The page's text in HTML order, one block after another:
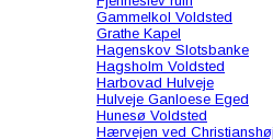
Gammelkol Voldsted
Grathe Kapel
Hagenskov Slotsbanke
Hagsholm Voldsted
Harbovad Hulveje
Hulveje Ganloese Eged
Hunesø Voldsted
Hærvejen ved Christianshøj